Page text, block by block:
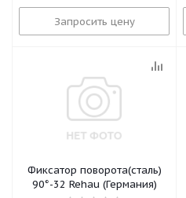
Запросить цену
Фиксатор поворота(сталь)
90°-32 Rehau (Германия)